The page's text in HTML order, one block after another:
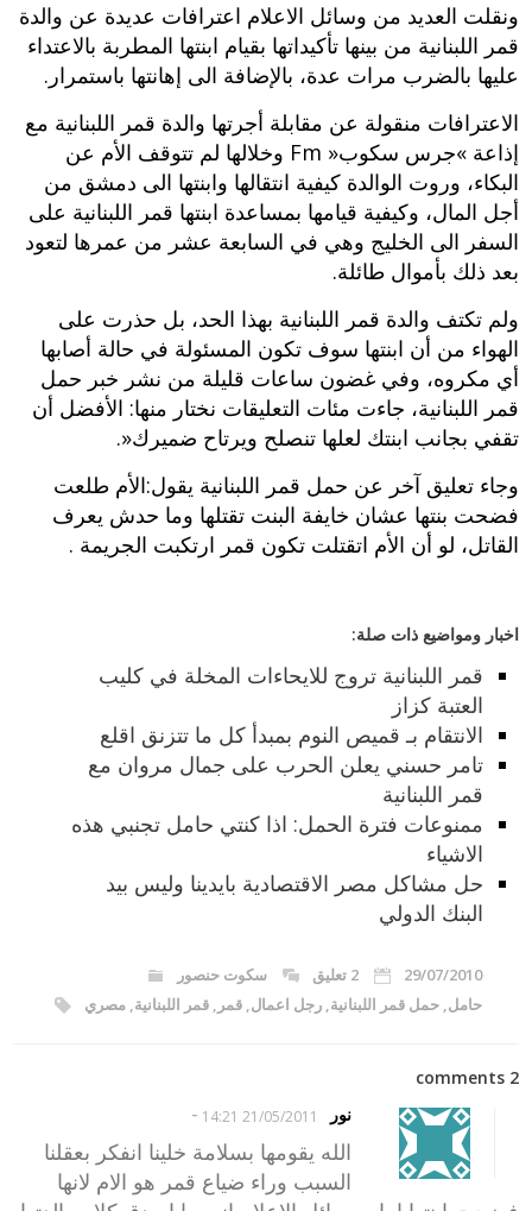
ونقلت العديد من وسائل الاعلام اعترافات عديدة عن والدة
قمر اللبنانية من بينها تأكيداتها بقيام ابنتها المطربة بالاعتداء
عليها بالضرب مرات عدة،‮ ‬بالإضافة الى إهانتها باستمرار‮.‬
الاعترافات منقولة عن مقابلة أجرتها والدة قمر اللبنانية مع
إذاعة‮ »‬جرس سكوب‮ ‬Fm‮« ‬وخلالها لم تتوقف الأم عن
البكاء،‮ ‬وروت الوالدة كيفية انتقالها وابنتها الى دمشق من
أجل المال،‮ ‬وكيفية قيامها بمساعدة ابنتها‮ قمر اللبنانية ‬على
السفر الى الخليج وهي في السابعة عشر من عمرها لتعود
بعد ذلك بأموال طائلة‮.‬
ولم تكتف والدة قمر اللبنانية بهذا الحد،‮ ‬بل حذرت على
الهواء من أن ابنتها سوف تكون المسئولة في حالة أصابها
أي مكروه،‮ ‬وفي‮ ‬غضون ساعات قليلة من نشر خبر حمل
قمر اللبنانية،‮ ‬جاءت مئات التعليقات نختار منها‮: ‬الأفضل أن
تقفي بجانب ابنتك لعلها تنصلح ويرتاح ضميرك‮«.‬
وجاء تعليق آخر عن حمل قمر اللبنانية يقول‮:الأم طلعت
فضحت بنتها عشان خايفة البنت تقتلها وما حدش يعرف
القاتل،‮ ‬لو‮ ‬أن الأم اتقتلت تكون قمر ارتكبت الجريمة‮ ‬‮.‬
اخبار ومواضيع ذات صلة:
قمر اللبنانية تروج للايحاءات المخلة في كليب
العتبة كزاز
الانتقام بـ قميص النوم بمبدأ كل ما تتزنق اقلع
تامر حسني يعلن الحرب على جمال مروان مع
قمر اللبنانية
ممنوعات فترة الحمل: اذا كنتي حامل تجنبي هذه
الاشياء
حل مشاكل مصر الاقتصادية بايدينا وليس بيد
البنك الدولي
29/07/2010 2 تعليق
سكوت حنصور
حامل,حمل قمر اللبنانية,رجل اعمال,قمر ,قمر اللبنانية,مصري
2 comments
نور
21/05/2011 14:21
-
الله يقومها بسلامة خلينا انفكر بعقلنا
السبب وراء ضياع قمر هو الام لانها